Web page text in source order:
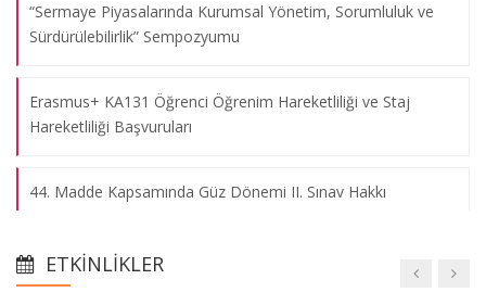
“Sermaye Piyasalarında Kurumsal Yönetim, Sorumluluk ve
Sürdürülebilirlik” Sempozyumu
Erasmus+ KA131 Öğrenci Öğrenim Hareketliliği ve Staj
Hareketliliği Başvuruları
44. Madde Kapsamında Güz Dönemi II. Sınav Hakkı
2025-2026 Bahar Dönemi Ders Programı
ETKINLIKLER